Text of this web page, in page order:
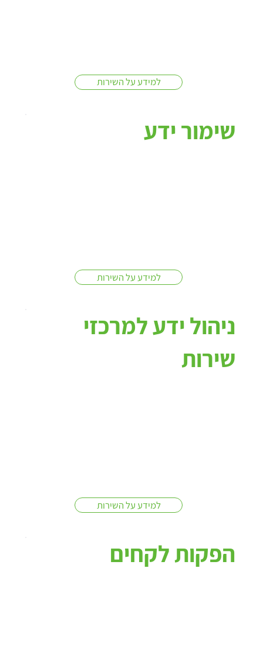
למידע על השירות
שימור ידע
למידע על השירות
ניהול ידע למרכזי
שירות
למידע על השירות
הפקות לקחים